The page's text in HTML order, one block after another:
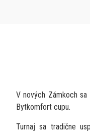
V nových Zámkoch sa
Bytkomfort cupu.
Turnaj sa tradične